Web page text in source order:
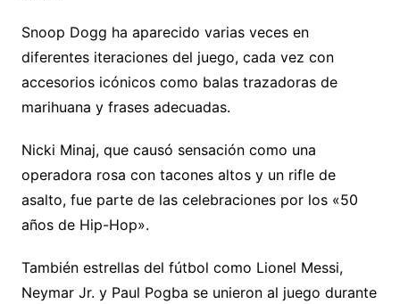
Snoop Dogg ha aparecido varias veces en
diferentes iteraciones del juego, cada vez con
accesorios icónicos como balas trazadoras de
marihuana y frases adecuadas.
Nicki Minaj, que causó sensación como una
operadora rosa con tacones altos y un rifle de
asalto, fue parte de las celebraciones por los «50
años de Hip-Hop».
También estrellas del fútbol como Lionel Messi,
Neymar Jr. y Paul Pogba se unieron al juego durante